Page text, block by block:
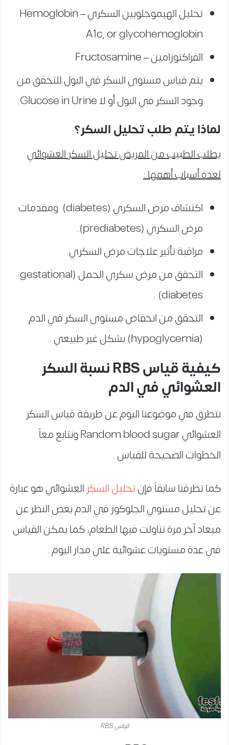
تحليل الهيموجلوبين السكري – Hemoglobin
A1c, or glycohemoglobin
الفراكتوزامين – Fructosamine
يتم قياس مستوى السكر في البول للتحقق من
وجود السكر في البول أو لا Glucose in Urine.
لماذا يتم طلب تحليل السكر؟
يطلب الطبيب من المريض تحليل السكر العشوائي
لعدة أسباب أهمها :
اكتشاف مرض السكري (diabetes) ومقدمات
مرض السكري (prediabetes).
مراقبة تأثير علاجات مرض السكري.
التحقق من مرض سكري الحمل (gestational
diabetes) .
التحقق من انخفاض مستوى السكر في الدم
(hypoglycemia) بشكل غير طبيعي .
كيفية قياس RBS نسبة السكر
العشوائي في الدم
نتطرق في موضوعنا اليوم عن طريقة قياس السكر
العشوائيRandom blood sugarونتابع معاً
الخطوات الصحيحة للقياس .
كما تطرقنا سابقاً فإنتحليل السكرالعشوائي هو عبارة
عن تحليل مستوي الجلوكوز في الدم بغض النظر عن
ميعاد آخر مرة تناولت فيها الطعام، كما يمكن القياس
في عدة مستويات عشوائية علي مدار اليوم .
قياس RBS